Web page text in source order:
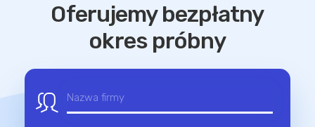
Oferujemy bezpłatny
okres próbny